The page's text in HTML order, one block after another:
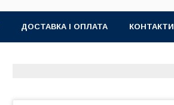
ДОСТАВКА І ОПЛАТА КОНТАКТИ